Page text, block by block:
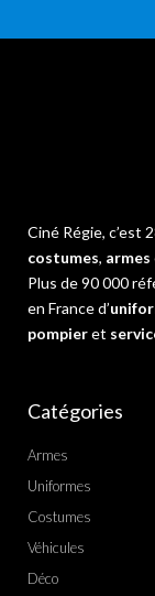
Ciné Régie, c’est
costumes, armes
Plus de 90 000
en France d’
pompieret
Catégories
Armes
Uniformes
Costumes
Véhicules
Déco